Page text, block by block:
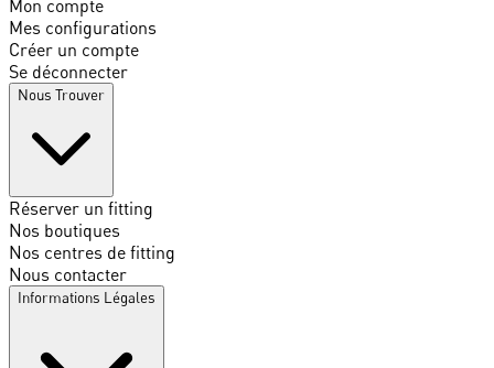
Mon compte
Mes configurations
Créer un compte
Se déconnecter
Nous Trouver
Réserver un fitting
Nos boutiques
Nos centres de fitting
Nous contacter
Informations Légales